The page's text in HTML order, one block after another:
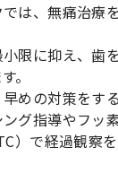
は、無痛治療
限に抑え、歯
。
めの対策をす
グ指導やフッ
）で経過観察